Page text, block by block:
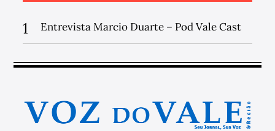
1 Entrevista Marcio Duarte – Pod Vale Cast